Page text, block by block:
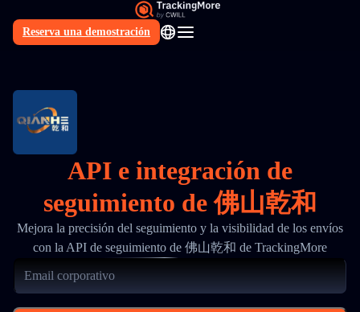
Reserva una demostración
ES
API e integración de
seguimiento de 佛山乾和
Mejora la precisión del seguimiento y la visibilidad de los envíos
con la API de seguimiento de 佛山乾和 de TrackingMore